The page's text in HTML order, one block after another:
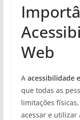
Web
A acessibilidade
que todas as
limitações
acessar e utilizar